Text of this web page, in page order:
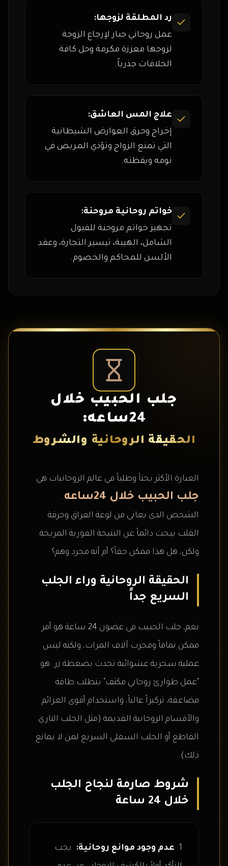
رد المطلقة لزوجها:
عمل روحاني جبار لإرجاع الزوجة
لزوجها معززة مكرمة وحل كافة
الخلافات جذرياً.
علاج المس العاشق:
إخراج وحرق العوارض الشيطانية
التي تمنع الزواج وتؤذي المريض في
نومه ويقظته.
خواتم روحانية مروحنة:
تجهيز خواتم مروحنة للقبول
الشامل، الهيبة، تيسير التجارة، وعقد
الألسن للمحاكم والخصوم.
جلب الحبيب خلال
24ساعه:
الحقيقة الروحانية والشروط
العبارة الأكثر بحثاً وطلباً في عالم الروحانيات هي
جلب الحبيب خلال 24ساعه
.
الشخص الذي يعاني من لوعة الفراق وحرقة
القلب يبحث دائماً عن النتيجة الفورية المريحة.
ولكن، هل هذا ممكن حقاً؟ أم أنه مجرد وهم؟
الحقيقة الروحانية وراء الجلب
السريع جداً
نعم، جلب الحبيب في غضون 24 ساعة هو أمر
ممكن تماماً ومجرب آلاف المرات، ولكنه ليس
عملية سحرية عشوائية تحدث بضغطة زر. هو
"عمل طوارئ روحاني مكثف" يتطلب طاقة
مضاعفة، تركيزاً عالياً، واستخدام أقوى العزائم
والأقسام الروحانية القديمة (مثل الجلب الناري
القاطع أو الجلب السفلي السريع لمن لا يمانع
ذلك).
شروط صارمة لنجاح الجلب
خلال 24 ساعة
عدم وجود موانع روحانية:
يجب